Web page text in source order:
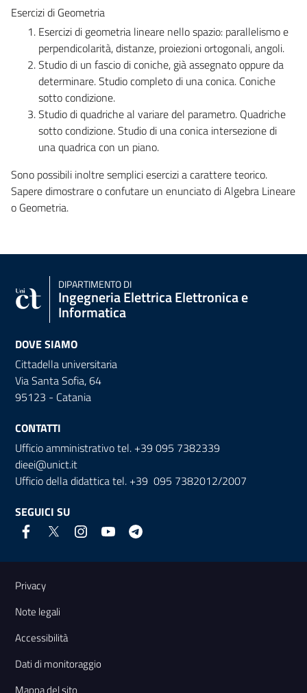
Esercizi di Geometria
Esercizi di geometria lineare nello spazio: parallelismo e
perpendicolarità, distanze, proiezioni ortogonali, angoli.
Studio di un fascio di coniche, già assegnato oppure da
determinare. Studio completo di una conica. Coniche
sotto condizione.
Studio di quadriche al variare del parametro. Quadriche
sotto condizione. Studio di una conica intersezione di
una quadrica con un piano.
Sono possibili inoltre semplici esercizi a carattere teorico.
Sapere dimostrare o confutare un enunciato di Algebra Lineare
o Geometria.
DIPARTIMENTO DI
Ingegneria Elettrica Elettronica e
Informatica
DOVE SIAMO
Cittadella universitaria
Via Santa Sofia, 64
95123 - Catania
CONTATTI
Ufficio amministrativo tel. +39 095 7382339
dieei@unict.it
Ufficio della didattica tel. +39 095 7382012/2007
SEGUICI SU
Link e informazioni utili
Privacy
Note legali
Accessibilità
Dati di monitoraggio
Mappa del sito